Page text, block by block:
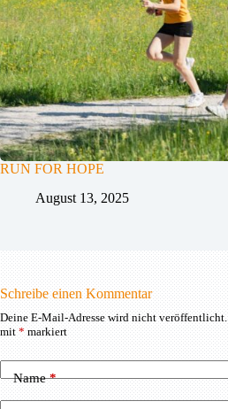
RUN FOR HOPE
August 13, 2025
Schreibe einen Kommentar
Deine E-Mail-Adresse wird nicht veröffentlicht.
mit*markiert
Name*